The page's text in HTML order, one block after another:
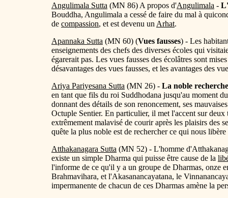
Angulimala Sutta (MN 86) A propos d'Angulimala -
Bouddha, Angulimala a cessé de faire du mal à
de compassion, et est devenu un Arhat.
Apannaka Sutta (MN 60) (Vues fausses) - Les
enseignements des chefs des diverses écoles qui
égarerait pas. Les vues fausses des écolâtres sont
désavantages des vues fausses, et les avantages des
Ariya Pariyesana Sutta (MN 26) - La noble recherche
en tant que fils du roi Suddhodana jusqu'au moment
donnant des détails de son renoncement, ses
Octuple Sentier. En particulier, il met l'accent sur
extrêmement malavisé de courir après les plaisirs des
quête la plus noble est de rechercher ce qui nous
Atthakanagara Sutta (MN 52) - L'homme
existe un simple Dharma qui puisse être cause de la
l'informe de ce qu'il y a un groupe de Dharmas, onze
Brahmavihara, et l'Akasanancayatana, le
impermanente de chacun de ces Dharmas amène la